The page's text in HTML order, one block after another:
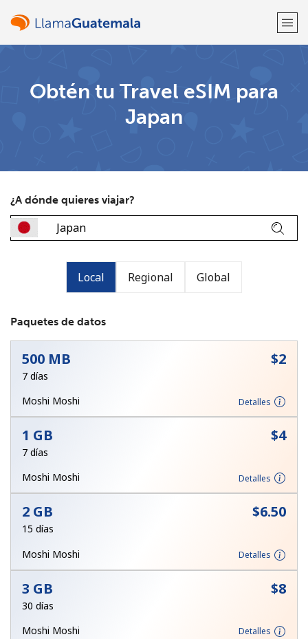
¿Ya tienes una cuenta?Inicia sesión →
No se ha creado una contraseña
Mínimo 8 caracteres
Una letra mayúscula y una minúscula
Un caracter especial
Mantente en contacto para recibir nuestras mejores
ofertas.
Al abrir una cuenta en este sitio web, estoy de acuerdo con
Obtén tu Travel eSIM para
Japan
¿A dónde quieres viajar?
Local Regional Global
Paquetes de datos
500 MB ⁦$2⁩
7 días
Moshi Moshi
Detalles
1 GB ⁦$4⁩
7 días
Moshi Moshi
Detalles
2 GB ⁦$6.50⁩
15 días
Moshi Moshi
Detalles
3 GB ⁦$8⁩
30 días
Moshi Moshi
Detalles